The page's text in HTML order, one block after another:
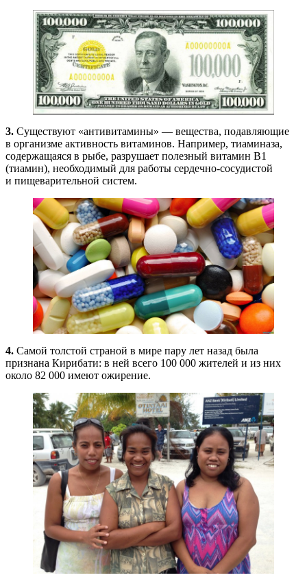
3. Существуют «антивитамины» — вещества, подавляющие
в организме активность витаминов. Например, тиаминаза,
содержащаяся в рыбе, разрушает полезный витамин В1
(тиамин), необходимый для работы сердечно-сосудистой
и пищеварительной систем.
4. Самой толстой страной в мире пару лет назад была
признана Кирибати: в ней всего 100 000 жителей и из них
около 82 000 имеют ожирение.